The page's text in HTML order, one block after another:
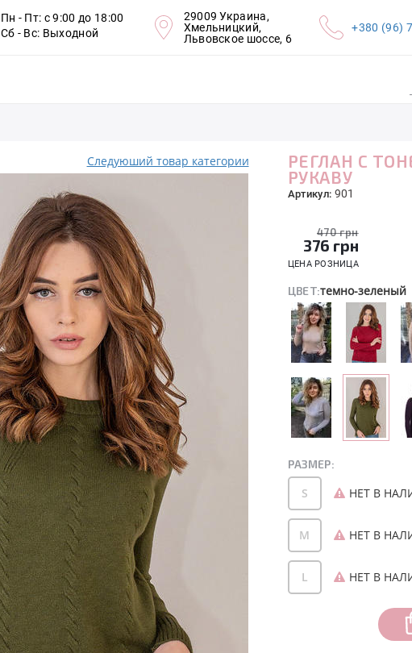
Пн - Пт: с 9:00 до 18:00
Сб - Вс: Выходной
29009 Украина,
Хмельницкий,
Львовское шоссе, 6
+380 (96)
Следуюший товар категории
РЕГЛАН С
РУКАВУ
Артикул: 901
470 грн
376 грн
ЦЕНА РОЗНИЦА
ЦВЕТ:темно-зеленый
РАЗМЕР:
S НЕТ В
M НЕТ В
L НЕТ В